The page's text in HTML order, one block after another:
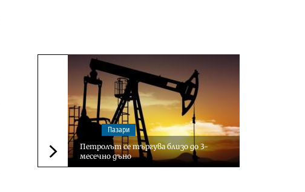
Следваща новина
Пазари
Петролът се търгува близо до 3-
месечно дъно